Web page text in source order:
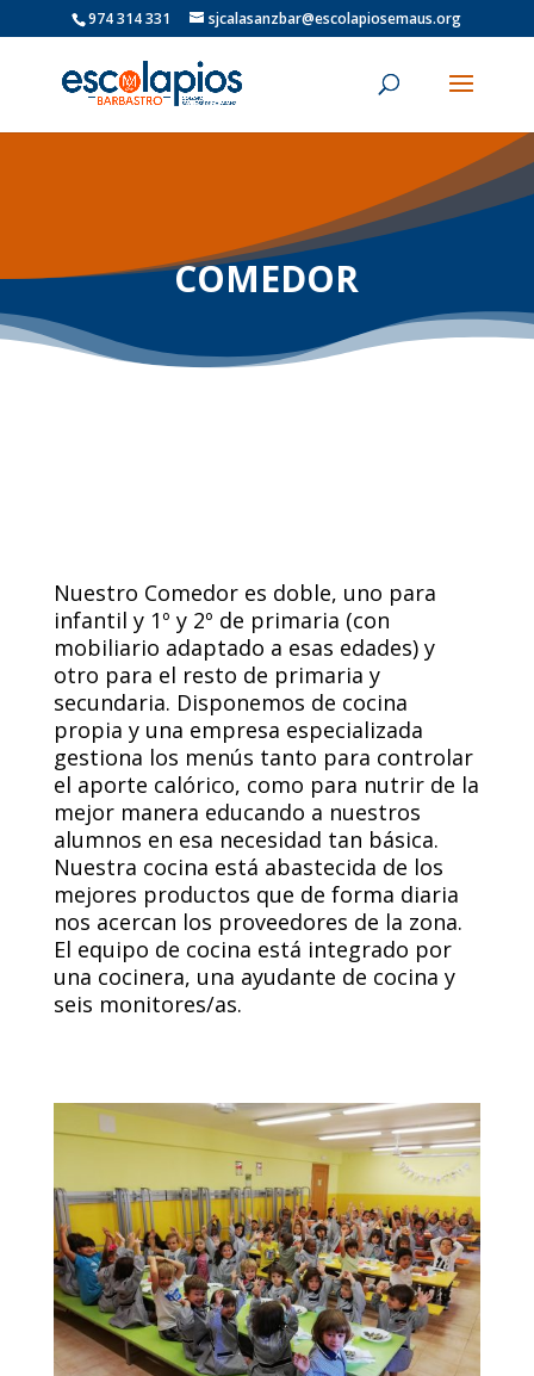
974 314 331 sjcalasanzbar@escolapiosemaus.org
COMEDOR
Nuestro Comedor es doble, uno para
infantil y 1º y 2º de primaria (con
mobiliario adaptado a esas edades) y
otro para el resto de primaria y
secundaria. Disponemos de cocina
propia y una empresa especializada
gestiona los menús tanto para controlar
el aporte calórico, como para nutrir de la
mejor manera educando a nuestros
alumnos en esa necesidad tan básica.
Nuestra cocina está abastecida de los
mejores productos que de forma diaria
nos acercan los proveedores de la zona.
El equipo de cocina está integrado por
una cocinera, una ayudante de cocina y
seis monitores/as.